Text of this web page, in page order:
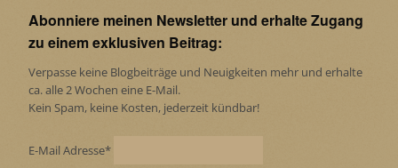
Abonniere meinen Newsletter und erhalte Zugang
zu einem exklusiven Beitrag:
Verpasse keine Blogbeiträge und Neuigkeiten mehr und erhalte
ca. alle 2 Wochen eine E-Mail.
Kein Spam, keine Kosten, jederzeit kündbar!
E-Mail Adresse*